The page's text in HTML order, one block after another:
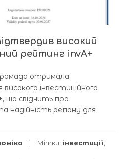
високий
рейтинг invА+
отримала
інвестиційного
що свідчить про
надійність регіону для
Мітки: інвестиції